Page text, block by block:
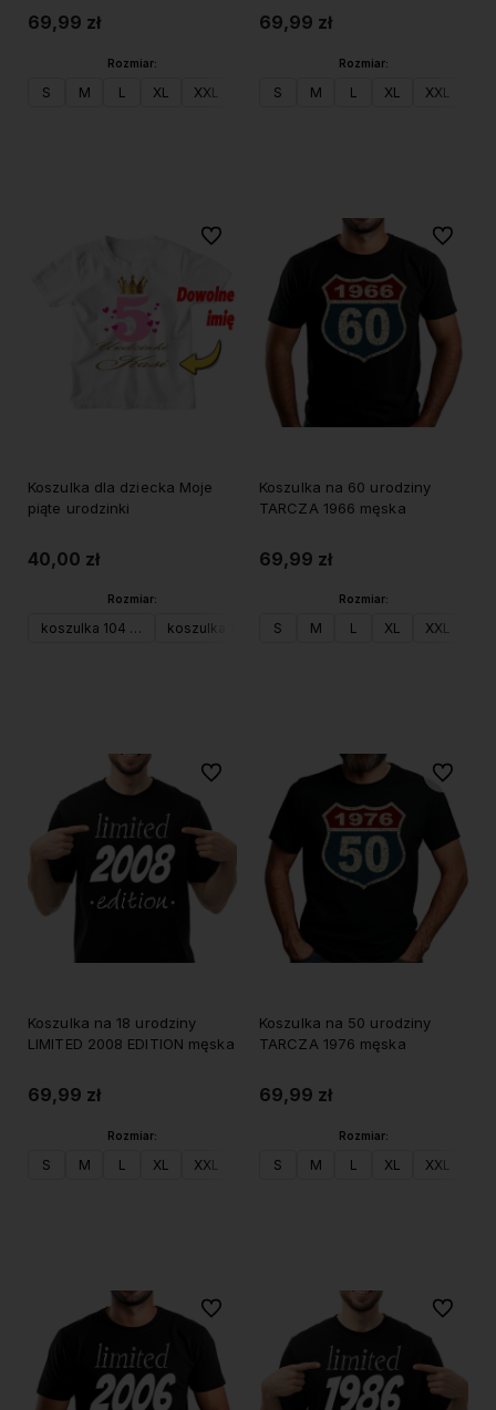
69,99 zł
Rozmiar:
S M L XL XXL
69,99 zł
Rozmiar:
S M L XL XXL
Koszulka dla dziecka Moje
piąte urodzinki
40,00 zł
Rozmiar:
koszulka 104 (XS) koszulka 116 (S) koszulka 128 (M)
Do ulubionych
Koszulka na 60 urodziny
TARCZA 1966 męska
69,99 zł
Rozmiar:
S M L XL XXL
Do
Koszulka na 18 urodziny
LIMITED 2008 EDITION męska
69,99 zł
Rozmiar:
S M L XL XXL
Do ulubionych
Koszulka na 50 urodziny
TARCZA 1976 męska
69,99 zł
Rozmiar:
S M L XL XXL
Do
Do ulubionych Do